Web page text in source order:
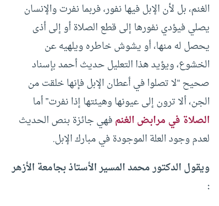
الغنم، بل لأن الإبل فيها نفور، فربما نفرت والإنسان
يصلي فيؤدي نفورها إلى قطع الصلاة أو إلى أذى
يحصل له منها، أو يشوش خاطره ويلهيه عن
الخشوع، ويؤيد هذا التعليل حديث أحمد بإسناد
صحيح “لا تصلوا في أعطان الإبل فإنها خلقت من
الجن، ألا ترون إلى عيونها وهيئتها إذا نفرت” أما
الصلاة في مرابض الغنمفهي جائزة بنص الحديث
لعدم وجود العلة الموجودة في مبارك الإبل.
ويقول الدكتور محمد المسير الأستاذ بجامعة الأزهر
: